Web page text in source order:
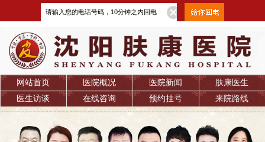
网站首页 医院概况 医院新闻
肤康医生
医生访谈
在线咨询 预约挂号 来院路线